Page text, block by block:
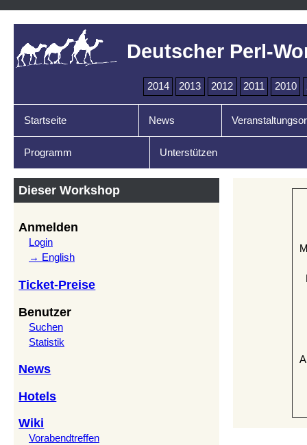
Deutscher Perl-
2014 2013 2012 2011 2010
Startseite News
Programm Unterstützen
Dieser Workshop
Anmelden
Login
→ English
Ticket-Preise
Benutzer
Suchen
Statistik
News
Hotels
Wiki
Vorabendtreffen